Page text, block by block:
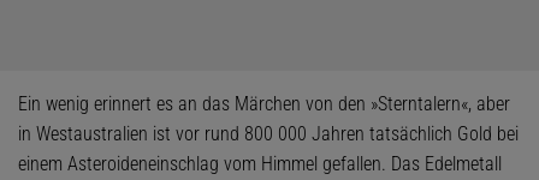
Ein wenig erinnert es an das Märchen von den »Sterntalern«, aber
in Westaustralien ist vor rund 800 000 Jahren tatsächlich Gold bei
einem Asteroideneinschlag vom Himmel gefallen. Das Edelmetall